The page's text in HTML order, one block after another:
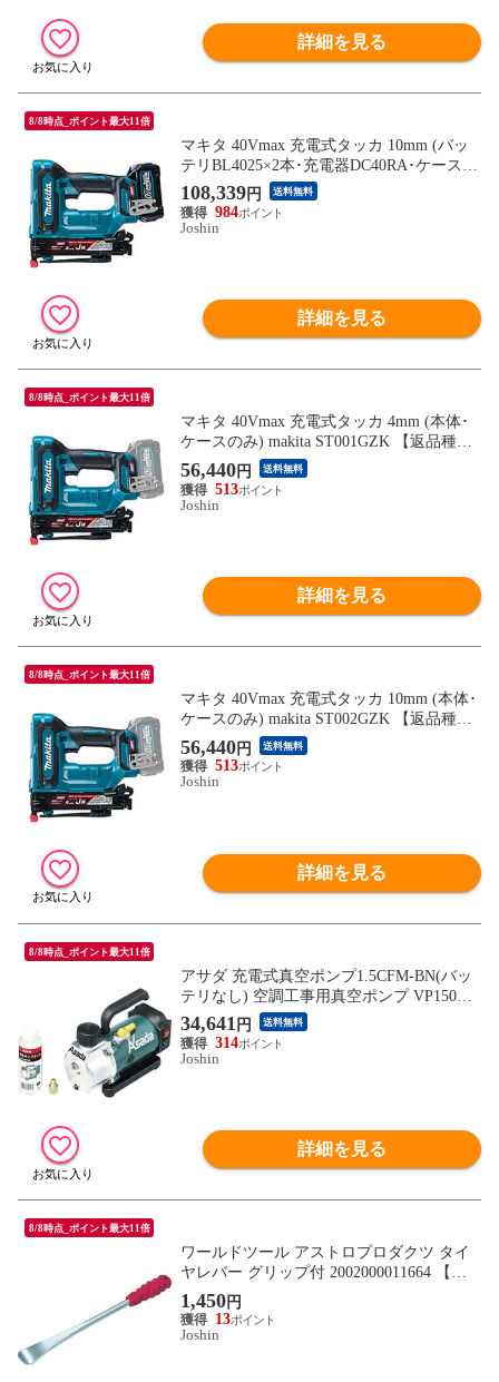
詳細を見る
8/8時点_ポイント最大11倍
マキタ 40Vmax 充電式タッカ 10mm (バッ
テリBL4025×2本･充電器DC40RA･ケース付
き) makita ST002GRDX 【返品種別B】
108,339円 送料無料
984
Joshin
詳細を見る
8/8時点_ポイント最大11倍
マキタ 40Vmax 充電式タッカ 4mm (本体･
ケースのみ) makita ST001GZK 【返品種別
B】
56,440円 送料無料
513
Joshin
詳細を見る
8/8時点_ポイント最大11倍
マキタ 40Vmax 充電式タッカ 10mm (本体･
ケースのみ) makita ST002GZK 【返品種別
B】
56,440円 送料無料
513
Joshin
詳細を見る
8/8時点_ポイント最大11倍
アサダ 充電式真空ポンプ1.5CFM-BN(バッ
テリなし) 空調工事用真空ポンプ VP150
【返品種別B】
34,641 円 送料無料
314
Joshin
詳細を見る
8/8時点_ポイント最大11倍
ワールドツール アストロプロダクツ タイ
ヤレバー グリップ付 2002000011664 【返
品種別B】
1,450円
13
Joshin